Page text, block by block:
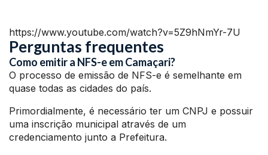
https://www.youtube.com/watch?v=5Z9hNmYr-7U
Perguntas frequentes
Como emitir a NFS-e em Camaçari?
O processo de emissão de NFS-e é semelhante em
quase todas as cidades do país.
Primordialmente, é necessário ter um CNPJ e possuir
uma inscrição municipal através de um
credenciamento junto a Prefeitura.